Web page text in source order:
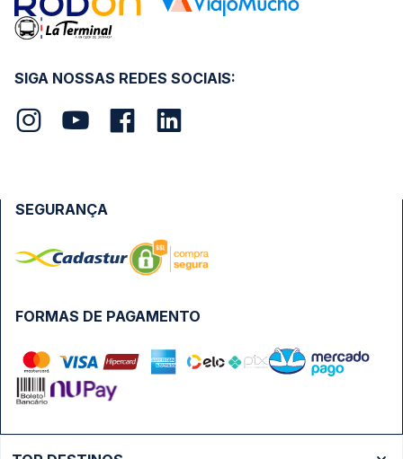
SIGA NOSSAS REDES SOCIAIS:
FORMAS DE PAGAMENTO
SEGURANÇA